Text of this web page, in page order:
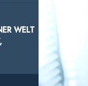
WELT